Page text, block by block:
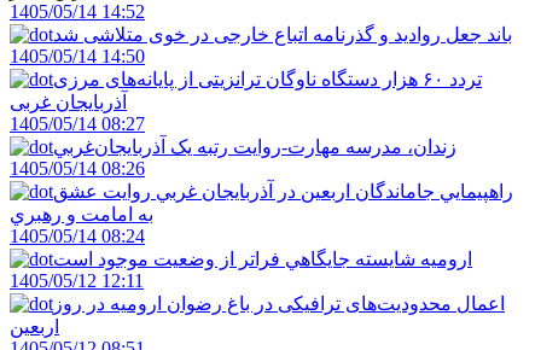
1405/05/14 14:52
باند جعل روادید و گذرنامه اتباع خارجی در خوی متلاشی شد
1405/05/14 14:50
تردد ۶۰ هزار دستگاه ناوگان ترانزیتی از پایانه‌های مرزی
آذربایجان ‌غربی
1405/05/14 08:27
زندان، مدرسه مهارت-روايت رتبه يک آذربايجان‌غربي
1405/05/14 08:26
راهپيمايي جاماندگان اربعين در آذربايجان غربي روايت عشق
به امامت و رهبري
1405/05/14 08:24
اروميه شايسته جايگاهي فراتر از وضعيت موجود است
1405/05/12 12:11
اعمال محدودیت‌های ترافیکی در باغ رضوان ارومیه در روز
اربعین